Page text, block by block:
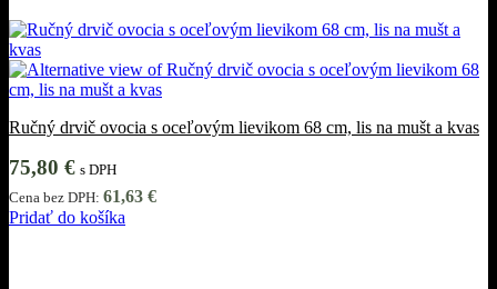
Ručný drvič ovocia s oceľovým lievikom 68 cm, lis na mušt a kvas
75,80 € s DPH
Cena bez DPH: 61,63 €
Pridať do košíka